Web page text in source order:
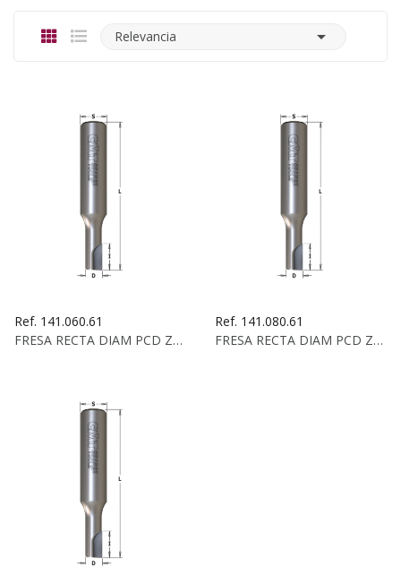
Relevancia 
Ref. 141.060.61
FRESA RECTA DIAM PCD Z1 D:6X8X65 S:12X35 DCHA
Ref. 141.080.61
FRESA RECTA DIAM PCD Z1 D:8X12X65 S:12X35 DCHA